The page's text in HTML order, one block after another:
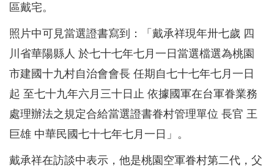
區戴宅。
照片中可見當選證書寫到：「戴承祥現年卅七歲 四
川省華陽縣人 於七十七年七月一日當選檔選為桃園
市建國十九村自治會會長 任期自七十七年七月一日
起 至七十九年六月三十日止 依據國軍在台軍眷業務
處理辦法之規定合給當選證書眷村管理單位 長官 王
巨雄 中華民國七十七年七月一日」。
戴承祥在訪談中表示，他是桃園空軍眷村第二代，父